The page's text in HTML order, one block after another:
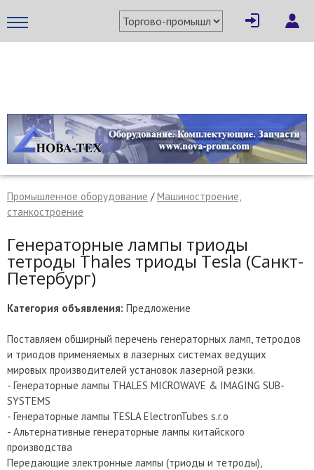
Промышленное оборудование /Машиностроение,
станкостроение
Генераторные лампы триоды
тетроды Thales триоды Tesla (Санкт-
Петербург)
Категория объявления: Предложение
Поставляем обширный перечень генераторных ламп, тетродов
и триодов применяемых в лазерных системах ведущих
мировых производителей установок лазерной резки.
- Генераторные лампы THALES MICROWAVE & IMAGING SUB-
SYSTEMS
- Генераторные лампы TESLA ElectronTubes s.r.o
- Альтернативные генераторные лампы китайского
производства
Передающие электронные лампы (триоды и тетроды),
× Написать поставщику
Отмена